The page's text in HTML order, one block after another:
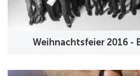
Weihnachtsfeier 2016 -